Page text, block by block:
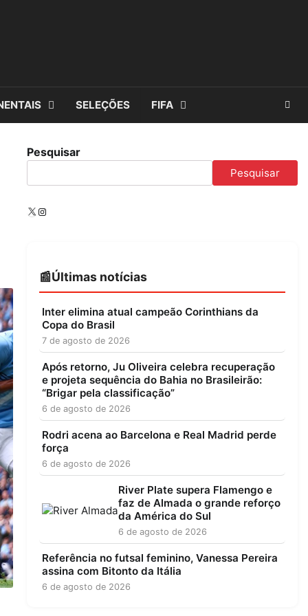
SELEÇÕES FIFA
Pesquisar
Pesquisar
X Instagram
Últimas notícias
Inter elimina atual campeão Corinthians da
Copa do Brasil
7 de agosto de 2026
Após retorno, Ju Oliveira celebra recuperação
e projeta sequência do Bahia no Brasileirão:
“Brigar pela classificação”
6 de agosto de 2026
Rodri acena ao Barcelona e Real Madrid perde
força
6 de agosto de 2026
River Plate supera Flamengo e
faz de Almada o grande reforço
da América do Sul
6 de agosto de 2026
Referência no futsal feminino, Vanessa Pereira
assina com Bitonto da Itália
6 de agosto de 2026